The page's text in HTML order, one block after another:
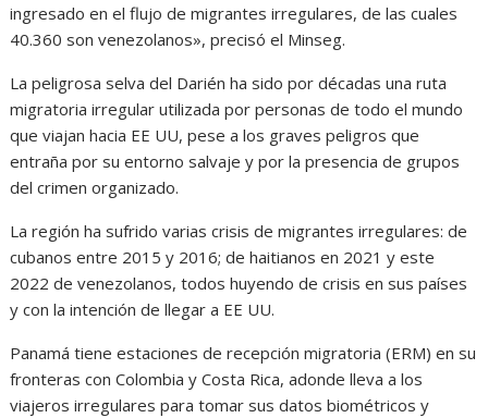
ingresado en el flujo de migrantes irregulares, de las cuales
40.360 son venezolanos», precisó el Minseg.
La peligrosa selva del Darién ha sido por décadas una ruta
migratoria irregular utilizada por personas de todo el mundo
que viajan hacia EE UU, pese a los graves peligros que
entraña por su entorno salvaje y por la presencia de grupos
del crimen organizado.
La región ha sufrido varias crisis de migrantes irregulares: de
cubanos entre 2015 y 2016; de haitianos en 2021 y este
2022 de venezolanos, todos huyendo de crisis en sus países
y con la intención de llegar a EE UU.
Panamá tiene estaciones de recepción migratoria (ERM) en su
fronteras con Colombia y Costa Rica, adonde lleva a los
viajeros irregulares para tomar sus datos biométricos y